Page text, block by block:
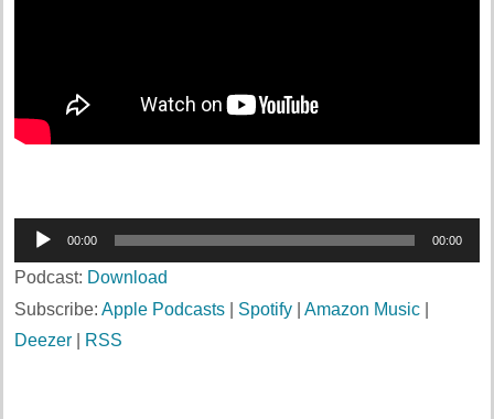
Lecteur
audio
00:00 00:00
Podcast: Download
Subscribe: Apple Podcasts Spotify Amazon Music
Deezer
RSS